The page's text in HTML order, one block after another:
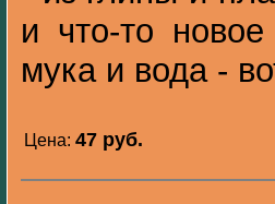
и что-то
мука и вода -
Цена: 47 pуб.